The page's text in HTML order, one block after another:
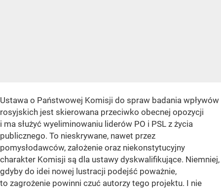
Ustawa o Państwowej Komisji do spraw badania wpływów
rosyjskich jest skierowana przeciwko obecnej opozycji
i ma służyć wyeliminowaniu liderów PO i PSL z życia
publicznego. To nieskrywane, nawet przez
pomysłodawców, założenie oraz niekonstytucyjny
charakter Komisji są dla ustawy dyskwalifikujące. Niemniej,
gdyby do idei nowej lustracji podejść poważnie,
to zagrożenie powinni czuć autorzy tego projektu. I nie